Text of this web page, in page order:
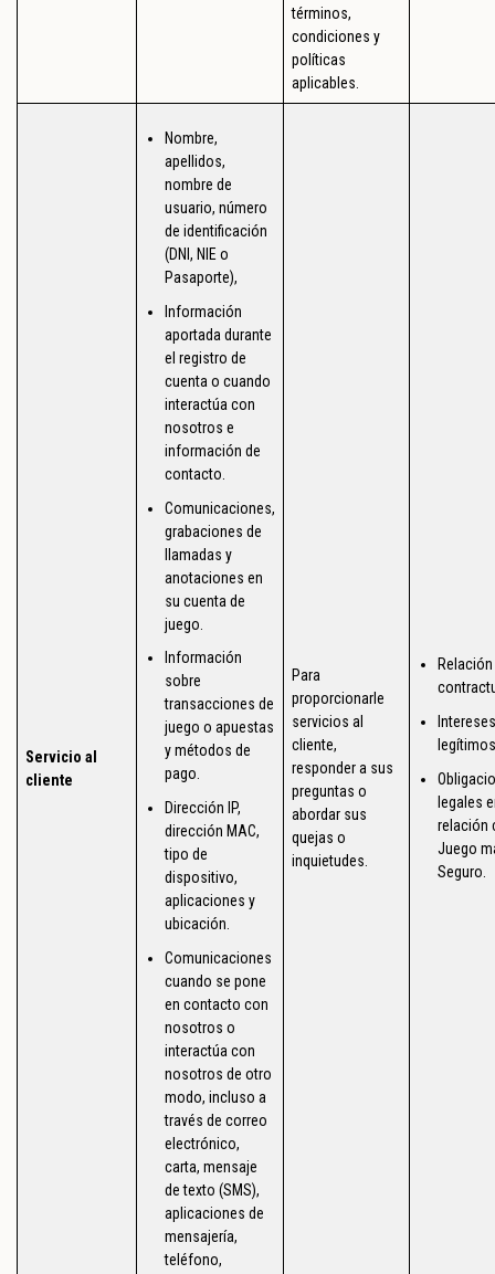
términos,
condiciones y
políticas
aplicables.
Servicio al
cliente
Nombre,
apellidos,
nombre de
usuario, número
de identificación
(DNI, NIE o
Pasaporte),
Información
aportada durante
el registro de
cuenta o cuando
interactúa con
nosotros e
información de
contacto.
Comunicaciones,
grabaciones de
llamadas y
anotaciones en
su cuenta de
juego.
Información
sobre
transacciones de
juego o apuestas
y métodos de
pago.
Dirección IP,
dirección MAC,
tipo de
dispositivo,
aplicaciones y
ubicación.
Comunicaciones
cuando se pone
en contacto con
nosotros o
interactúa con
nosotros de otro
modo, incluso a
través de correo
electrónico,
carta, mensaje
de texto (SMS),
aplicaciones de
mensajería,
teléfono,
Para
proporcionarle
servicios al
cliente,
responder a sus
preguntas o
abordar sus
quejas o
inquietudes.
Relación
Intereses
legales
relación
Juego
Seguro.